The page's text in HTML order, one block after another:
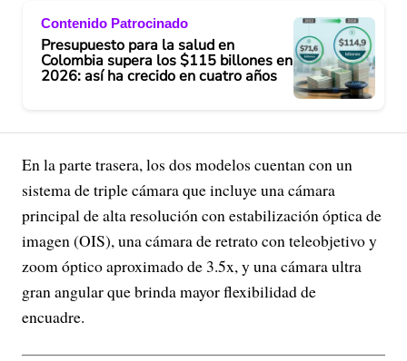
Contenido Patrocinado
Presupuesto para la salud en
Colombia supera los $115 billones en
2026: así ha crecido en cuatro años
En la parte trasera, los dos modelos cuentan con un
sistema de triple cámara que incluye una cámara
principal de alta resolución con estabilización óptica de
imagen (OIS), una cámara de retrato con teleobjetivo y
zoom óptico aproximado de 3.5x, y una cámara ultra
gran angular que brinda mayor flexibilidad de
encuadre.